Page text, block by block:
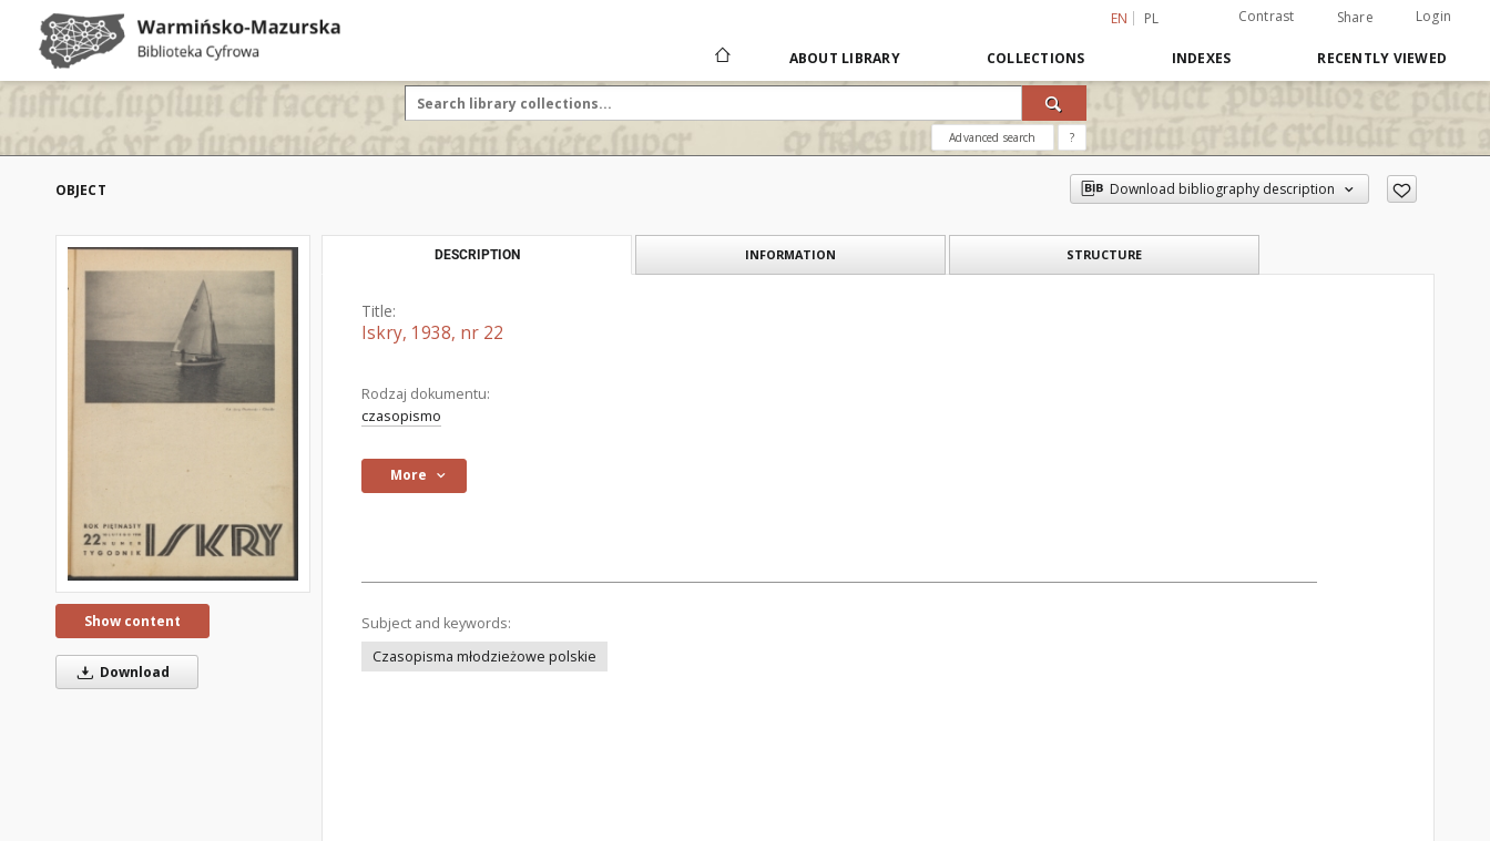
EN PL Contrast Share Login
ABOUT LIBRARY COLLECTIONS INDEXES RECENTLY VIEWED
Advanced search ?
OBJECT Download bibliography description
Show content
Download
DESCRIPTION INFORMATION STRUCTURE
Title:
Iskry, 1938, nr 22
Rodzaj dokumentu:
czasopismo
More
Subject and keywords:
Czasopisma młodzieżowe polskie